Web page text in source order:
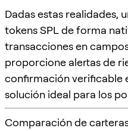
Dadas estas realidades,
tokens SPL de forma
transacciones en
proporcione alertas de
confirmación verificable
solución ideal para los
Comparación de